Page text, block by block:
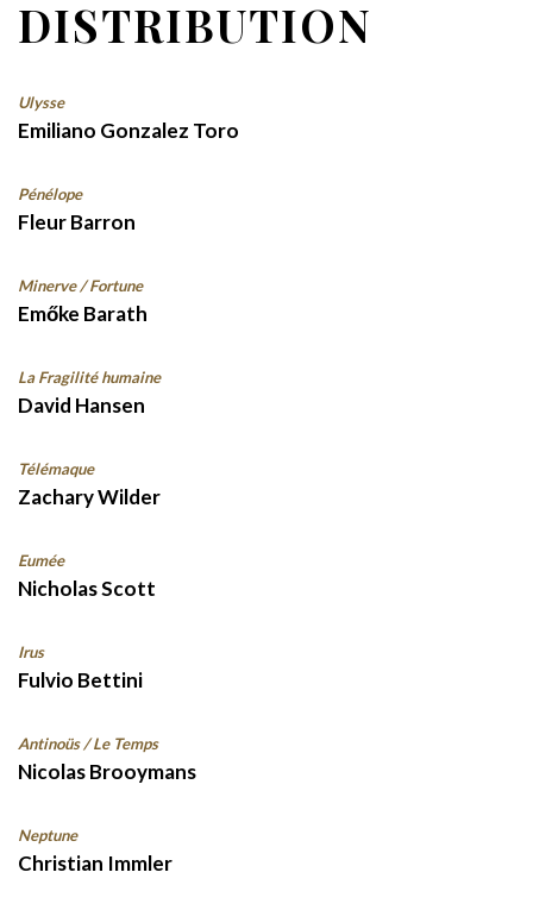
DISTRIBUTION
Ulysse
Emiliano Gonzalez Toro
Pénélope
Fleur Barron
Minerve / Fortune
Emőke Barath
La Fragilité humaine
David Hansen
Télémaque
Zachary Wilder
Eumée
Nicholas Scott
Irus
Fulvio Bettini
Antinoüs / Le Temps
Nicolas Brooymans
Neptune
Christian Immler